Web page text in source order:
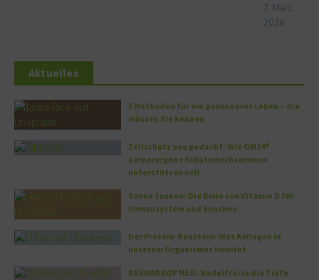
7. März
2026
Aktuelles
5 Methoden für ein gesünderes Leben – die
müssen Sie kennen
Zellschutz neu gedacht: Wie OM24®
körpereigene Schutzmechanismen
unterstützen soll
Sonne tanken: Die Rolle von Vitamin D für
Immunsystem und Knochen
Der Protein-Baustein: Was Kollagen in
unserem Organismus bewirkt
DERMADROP MED: Nadelfrei in die Tiefe